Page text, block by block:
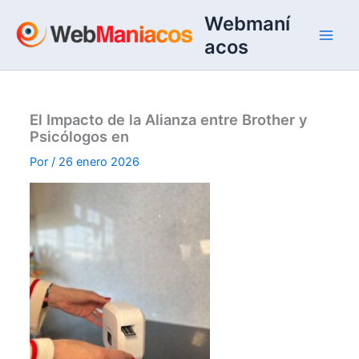
contenido
Webmaní
acos
El Impacto de la Alianza entre Brother y
Psicólogos en
Por/ 26 enero 2026